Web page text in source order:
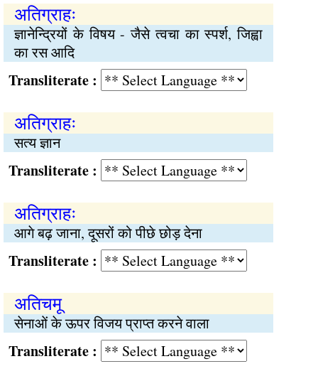
अतिग्राहः
ज्ञानेन्द्रियों के विषय - जैसे त्वचा का स्पर्श, जिह्वा
का रस आदि
:
अतिग्राहः
सत्य ज्ञान
:
अतिग्राहः
आगे बढ़ जाना, दूसरों को पीछे छोड़ देना
:
अतिचमू
सेनाओं के ऊपर विजय प्राप्त करने वाला
: